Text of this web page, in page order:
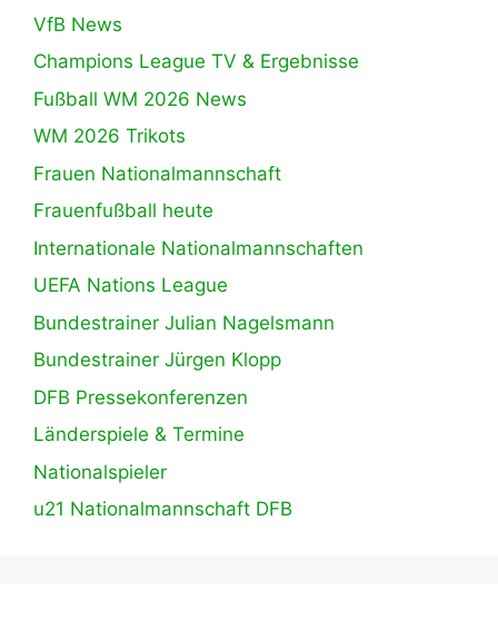
VfB News
Champions League TV & Ergebnisse
Fußball WM 2026 News
WM 2026 Trikots
Frauen Nationalmannschaft
Frauenfußball heute
Internationale Nationalmannschaften
UEFA Nations League
Bundestrainer Julian Nagelsmann
Bundestrainer Jürgen Klopp
DFB Pressekonferenzen
Länderspiele & Termine
Nationalspieler
u21 Nationalmannschaft DFB